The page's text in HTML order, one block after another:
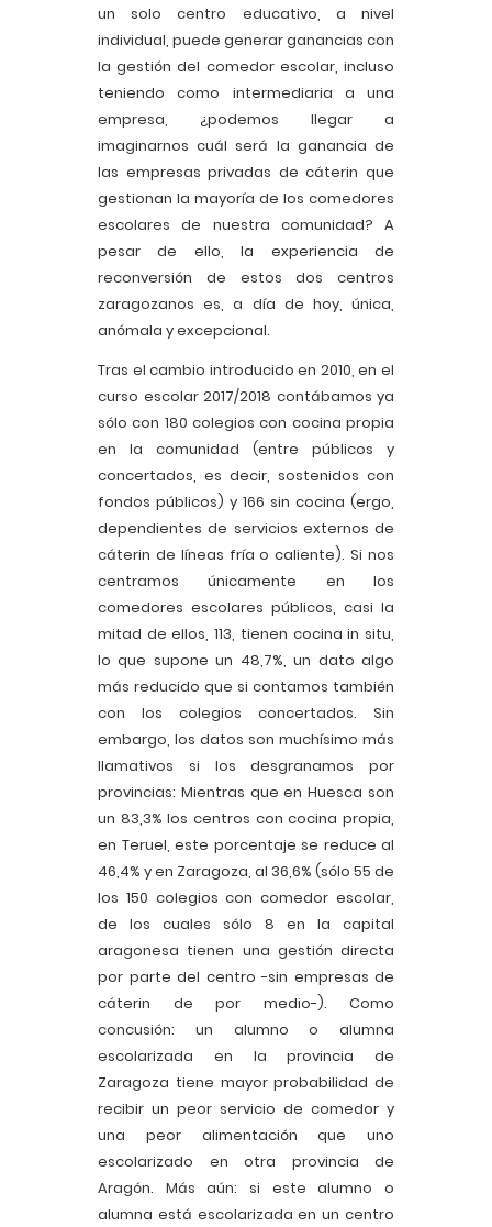
un solo centro educativo, a nivel
individual, puede generar ganancias con
la gestión del comedor escolar, incluso
teniendo como intermediaria a una
empresa, ¿podemos llegar a
imaginarnos cuál será la ganancia de
las empresas privadas de cáterin que
gestionan la mayoría de los comedores
escolares de nuestra comunidad? A
pesar de ello, la experiencia de
reconversión de estos dos centros
zaragozanos es, a día de hoy, única,
anómala y excepcional.
Tras el cambio introducido en 2010, en el
curso escolar 2017/2018 contábamos ya
sólo con 180 colegios con cocina propia
en la comunidad (entre públicos y
concertados, es decir, sostenidos con
fondos públicos) y 166 sin cocina (ergo,
dependientes de servicios externos de
cáterin de líneas fría o caliente). Si nos
centramos únicamente en los
comedores escolares públicos, casi la
mitad de ellos, 113, tienen cocina in situ,
lo que supone un 48,7%, un dato algo
más reducido que si contamos también
con los colegios concertados. Sin
embargo, los datos son muchísimo más
llamativos si los desgranamos por
provincias: Mientras que en Huesca son
un 83,3% los centros con cocina propia,
en Teruel, este porcentaje se reduce al
46,4% y en Zaragoza, al 36,6% (sólo 55 de
los 150 colegios con comedor escolar,
de los cuales sólo 8 en la capital
aragonesa tienen una gestión directa
por parte del centro -sin empresas de
cáterin de por medio-). Como
concusión: un alumno o alumna
escolarizada en la provincia de
Zaragoza tiene mayor probabilidad de
recibir un peor servicio de comedor y
una peor alimentación que uno
escolarizado en otra provincia de
Aragón. Más aún: si este alumno o
alumna está escolarizada en un centro